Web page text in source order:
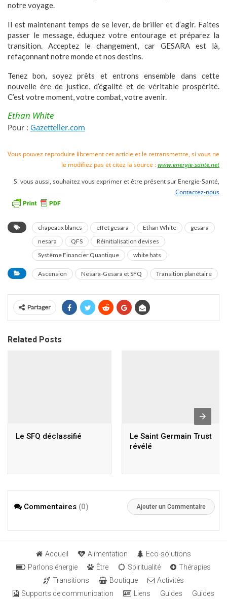
notre voyage.
Il est maintenant temps de se lever, de briller et d’agir. Faites
passer le message, éduquez votre entourage et préparez la
transition. Acceptez le changement, car GESARA est là,
refaçonnant notre monde et nos destins.
Tenez bon, soyez prêts et entrons ensemble dans cette
nouvelle ère de justice, d’égalité et de véritable prospérité.
C’est votre moment, votre combat, votre avenir.
Ethan White
Pour : Gazetteller.com
Vous pouvez reproduire librement cet article et le retransmettre, si vous ne
le modifiez pas et citez la source :www.energie-sante.net
Si vous aussi, souhaitez vous exprimer et être présent sur Energie-Santé,
Contactez-nous
chapeaux blancs effet gesara Ethan White
gesara
nesara
QFS
Réinitialisation devises
Système Financier Quantique
white hats
Ascension Nesara-Gesara et SFQ Transition planétaire
Partager
Related Posts
Le SFQ déclassifié
Le Saint Germain Trust
révélé
Commentaires (0) Ajouter un Commentaire
Accueil Alimentation
Eco-solutions
Parlons énergie
Être Spiritualité
Thérapies
Transitions
Boutique
Activités
Supports de communication
Liens Guides Guides